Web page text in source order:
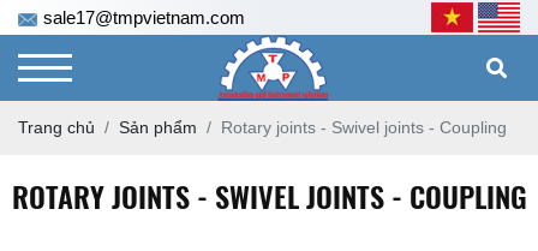
sale17@tmpvietnam.com
Trang chủ Sản phẩm Rotary joints - Swivel joints - Coupling
ROTARY JOINTS - SWIVEL JOINTS - COUPLING